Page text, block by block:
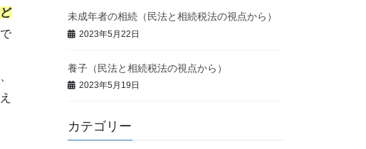
未成年者の相続（民法と相続税法の視点から）
2023年5月22日
養子（民法と相続税法の視点から）
2023年5月19日
カテゴリー